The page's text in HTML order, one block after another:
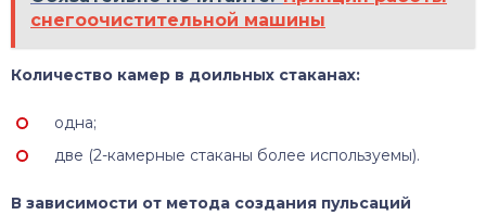
снегоочистительной машины
Количество камер в доильных стаканах:
одна;
две (2-камерные стаканы более используемы).
В зависимости от метода создания пульсаций